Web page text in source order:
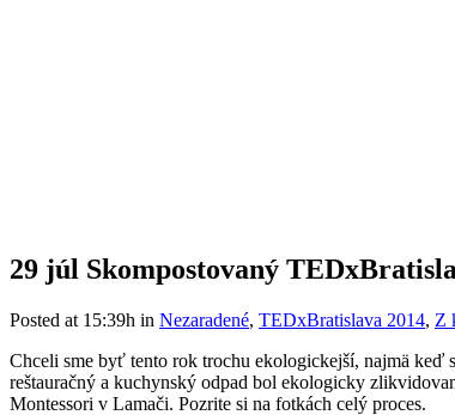
29 júl Skompostovaný
Posted at 15:39h in Nezaradené, TEDxBratislava 2014, Z
Chceli sme byť tento rok trochu ekologickejší, najmä keď
reštauračný a kuchynský odpad bol ekologicky
Montessori v Lamači. Pozrite si na fotkách celý proces.